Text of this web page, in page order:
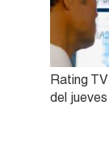
Rating
del